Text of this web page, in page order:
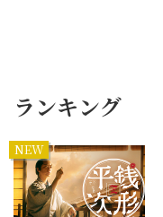
ランキング
NEW